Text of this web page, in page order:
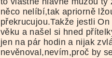
něco nelíbí,tak apriorně
překrucujou.Takže jestli
věku a našel si hned
jen na pár hodin a nijak
nevěnoval,nevím,proč by